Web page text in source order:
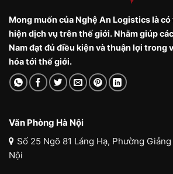
Mong muốn của Nghệ An Logistics là
hiện dịch vụ trên thế giới. Nhằm giúp
Nam đạt đủ điều kiện và thuận lợi trong
hóa tới thế giới.
Văn Phòng Hà Nội
Số 25 Ngõ 81 Láng Hạ, Phường
Nội